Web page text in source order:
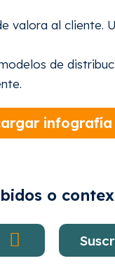
al cliente.
de
infografía
o